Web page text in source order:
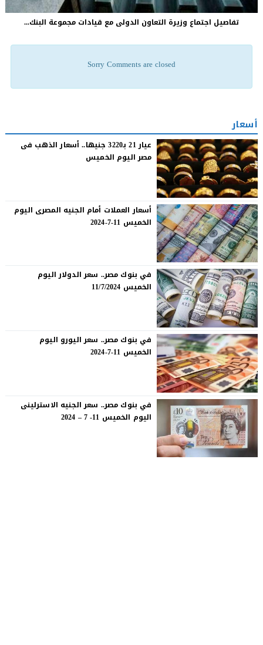
تفاصيل اجتماع وزيرة التعاون الدولى مع قيادات مجموعة البنك...
Sorry Comments are closed
أسعار
عيار 21 بـ3220 جنيها.. أسعار الذهب فى
مصر اليوم الخميس
أسعار العملات أمام الجنيه المصرى اليوم
الخميس 11-7-2024
في بنوك مصر.. سعر الدولار اليوم
الخميس 11/7/2024
في بنوك مصر.. سعر اليورو اليوم
الخميس 11-7-2024
في بنوك مصر.. سعر الجنيه الاسترلينى
اليوم الخميس 11- 7 – 2024